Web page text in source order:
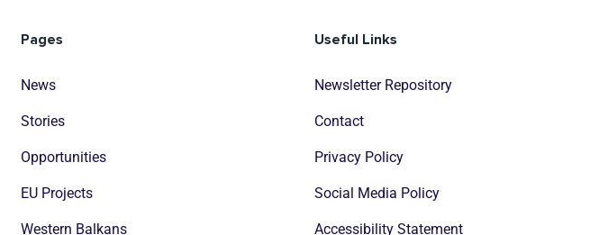
Pages
News
Stories
Opportunities
EU Projects
Western Balkans
Useful Links
Newsletter Repository
Contact
Privacy Policy
Social Media Policy
Accessibility Statement